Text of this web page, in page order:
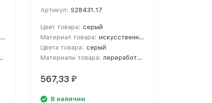
Артикул: S28431.17
Цвет товара: серый
Материал товара: искусственная кожа, переработанный картон, бумага
Цвета товара: серый
Материалы товара: переработанный картон/бумага; искусственная кожа; картон; бумага
567,33 ₽
В наличии